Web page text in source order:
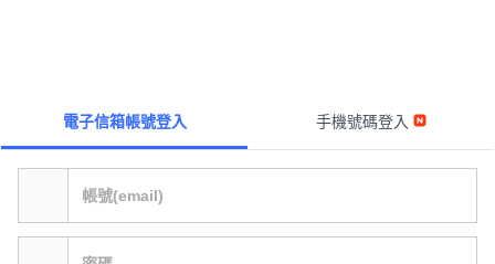
電子信箱帳號登入 手機號碼登入